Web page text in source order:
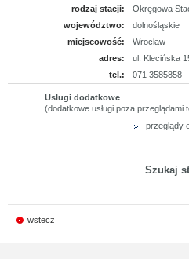
rodzaj stacji:
Okręgowa
województwo:
dolnośląskie
miejscowość:
Wrocław
adres:
ul. Klecińska
tel.:
071 3585858
Usługi dodatkowe
(dodatkowe usługi poza
przeglądy
Szukaj
wstecz